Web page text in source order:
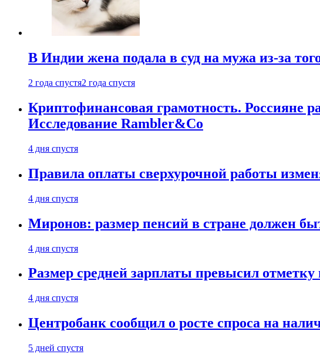
В Индии жена подала в суд на мужа из-за
2 года спустя2 года спустя
Криптофинансовая грамотность. Россияне
Исследование Rambler&Co
4 дня спустя
Правила оплаты сверхурочной работы
4 дня спустя
Миронов: размер пенсий в стране должен
4 дня спустя
Размер средней зарплаты превысил
4 дня спустя
Центробанк сообщил о росте спроса на
5 дней спустя